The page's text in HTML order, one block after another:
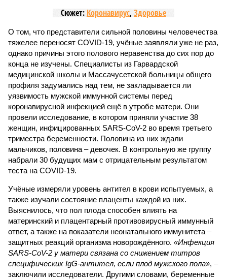
Сюжет: Коронавирус,Здоровье
О том, что представители сильной половины человечества
тяжелее переносят COVID-19, учёные заявляли уже не раз,
однако причины этого полового неравенства до сих пор до
конца не изучены. Специалисты из Гарвардской
медицинской школы и Массачусетской больницы общего
профиля задумались над тем, не закладывается ли
уязвимость мужской иммунной системы перед
коронавирусной инфекцией ещё в утробе матери. Они
провели исследование, в котором приняли участие 38
женщин, инфицированных SARS-CoV-2 во время третьего
триместра беременности. Половина из них ждали
мальчиков, половина – девочек. В контрольную же группу
набрали 30 будущих мам с отрицательным результатом
теста на COVID-19.
Учёные измеряли уровень антител в крови испытуемых, а
также изучали состояние плаценты каждой из них.
Выяснилось, что пол плода способен влиять на
материнский и плацентарный противовирусный иммунный
ответ, а также на показатели неонатального иммунитета –
защитных реакций организма новорождённого. «Инфекция
SARS-CoV-2 у матери связана со снижением титров
специфических IgG-антител, если плод мужского пола», –
заключили исследователи. Другими словами, беременные